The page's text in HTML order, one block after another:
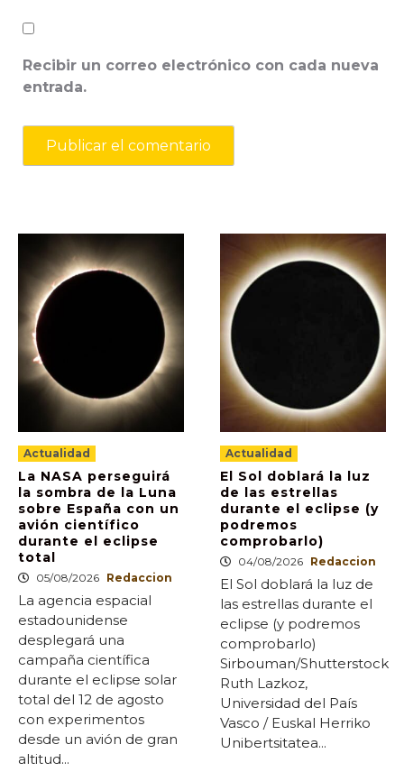
Recibir un correo electrónico con cada nueva
entrada.
Actualidad
La NASA perseguirá
la sombra de la Luna
sobre España con un
avión científico
durante el eclipse
total
05/08/2026 Redaccion
La agencia espacial
estadounidense
desplegará una
campaña científica
durante el eclipse solar
total del 12 de agosto
con experimentos
desde un avión de gran
altitud...
Actualidad
El Sol doblará la luz
de las estrellas
durante el eclipse (y
podremos
comprobarlo)
04/08/2026 Redaccion
El Sol doblará la luz de
las estrellas durante el
eclipse (y podremos
comprobarlo)
Sirbouman/Shutterstock
Ruth Lazkoz,
Universidad del País
Vasco / Euskal Herriko
Unibertsitatea...